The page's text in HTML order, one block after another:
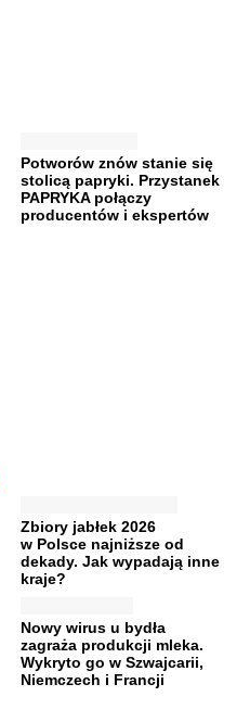
Potworów znów stanie się
stolicą papryki. Przystanek
PAPRYKA połączy
producentów i ekspertów
Zbiory jabłek 2026
w Polsce najniższe od
dekady. Jak wypadają inne
kraje?
Nowy wirus u bydła
zagraża produkcji mleka.
Wykryto go w Szwajcarii,
Niemczech i Francji